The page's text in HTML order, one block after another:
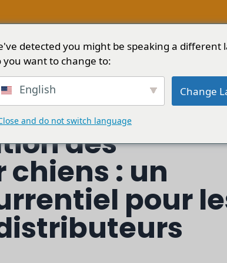
Solutions Services Blog A
chiens : un avantage concurrentiel...
des
: un
pour
detected you might be speaking a different
you want to change to:
English Change
and do not switch language